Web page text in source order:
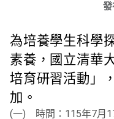
發
為培養學生科學
素養，國立清華
培育研習活動」
加。
(一) 時間：115年7月